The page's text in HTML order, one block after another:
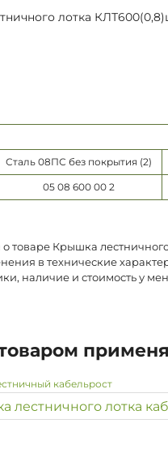
лотка
Сталь 08ПС без покрытия (2)
05 08 600 00 2
товаре Крышка
в технические
наличие и стоимость у
кабельрост
лестничного лотка